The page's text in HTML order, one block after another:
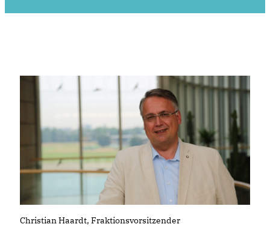
Christian Haardt, Fraktionsvorsitzender